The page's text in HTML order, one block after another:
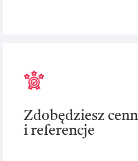
Zdobędziesz
i referencje